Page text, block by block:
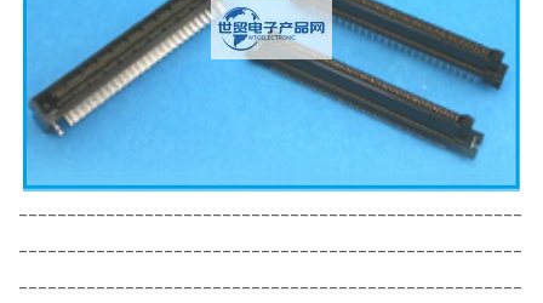
----------------------------------------------------
----------------------------------------------------
----------------------------------------------------